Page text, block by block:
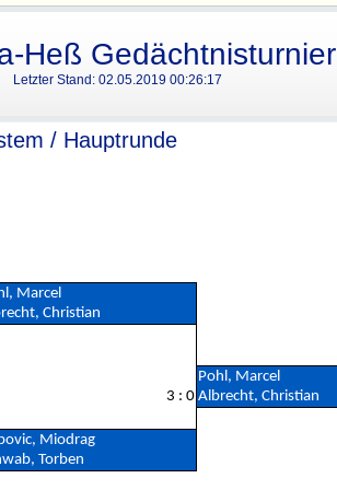
Heß Gedächtnisturnier
Letzter Stand: 02.05.2019 00:26:17
/ Hauptrunde
Marcel
Christian
3 : 0
Pohl, Marcel
Albrecht, Christian
Miodrag
Torben